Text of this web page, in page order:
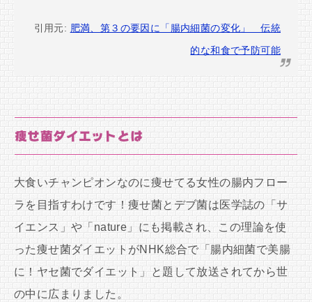
引用元: 肥満、第３の要因に「腸内細菌の変化」 伝統
的な和食で予防可能
痩せ菌ダイエットとは
大食いチャンピオンなのに痩せてる女性の腸内フロー
ラを目指すわけです！痩せ菌とデブ菌は医学誌の「サ
イエンス」や「nature」にも掲載され、この理論を使
った痩せ菌ダイエットがNHK総合で「腸内細菌で美腸
に！ヤセ菌でダイエット」と題して放送されてから世
の中に広まりました。